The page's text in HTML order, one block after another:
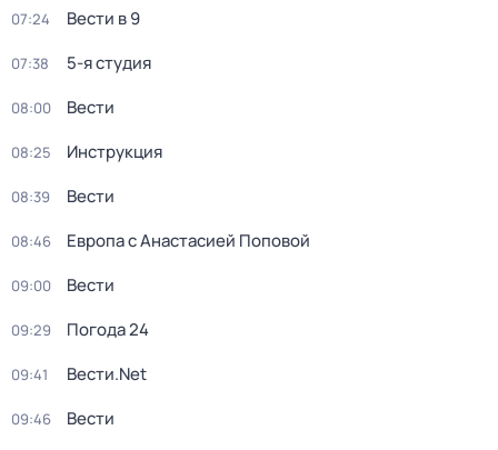
07:24 Вести в 9
07:38 5-я студия
08:00 Вести
08:25 Инструкция
08:39 Вести
08:46 Европа с Анастасией Поповой
09:00 Вести
09:29 Погода 24
09:41 Вести.Net
09:46 Вести